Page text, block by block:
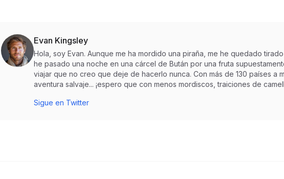
Evan Kingsley
Hola, soy Evan. Aunque me ha mordido una piraña, me he quedado
he pasado una noche en una cárcel de Bután por una fruta
viajar que no creo que deje de hacerlo nunca. Con más de 130 países a
aventura salvaje... ¡espero que con menos mordiscos, traiciones de
Sigue en Twitter